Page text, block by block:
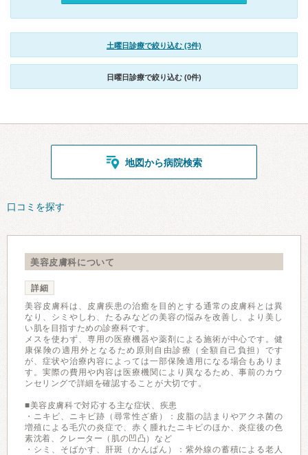
土曜日診療で絞り込む (3件)
日曜日診療で絞り込む (0件)
地図から病院検索
口コミを探す
美容皮膚科について
詳細
美容皮膚科は、皮膚疾患の治癒を目的とする通常の皮膚科とは異
なり、シミやしわ、たるみなどの美容の悩みを改善し、より美し
い肌を目指すための診療科です。
メスを使わず、専用の医療機器や薬剤による施術が中心です。健
康保険の適用外となるため原則自由診療（全額自己負担）です
が、症状や治療内容によっては一部保険適用になる場合もありま
す。実際の費用や内容は医療機関により異なるため、事前のカウ
ンセリングで詳細を確認することが大切です。
■美容皮膚科で対応する主な症状、疾患
・ニキビ、ニキビ跡（尋常性ざ瘡）：皮脂の詰まりやアクネ菌の
増殖による毛穴の炎症で、赤く腫れたニキビのほか、炎症後の色
素沈着、クレーター（肌の凹凸）など
・シミ、そばかす、肝斑（かんぱん）：紫外線の蓄積による老人